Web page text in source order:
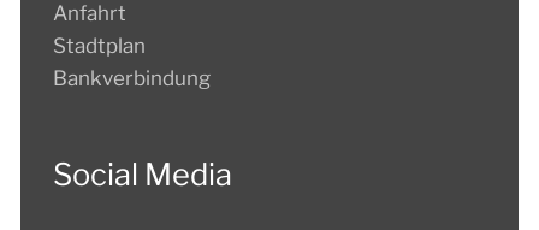
Anfahrt
Stadtplan
Bankverbindung
Social Media